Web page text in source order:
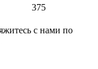
375
с нами по